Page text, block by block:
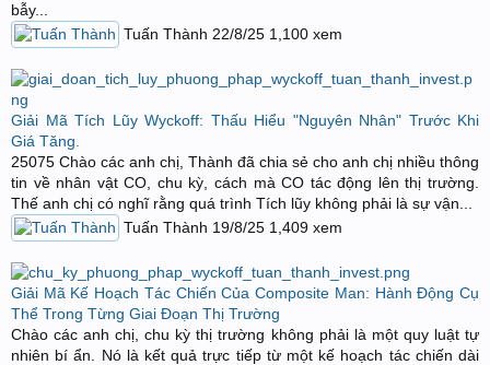
bẫy...
Tuấn Thành 22/8/25 1,100 xem
Giải Mã Tích Lũy Wyckoff: Thấu Hiểu "Nguyên Nhân" Trước Khi
Giá Tăng.
25075 Chào các anh chị, Thành đã chia sẻ cho anh chị nhiều thông
tin về nhân vật CO, chu kỳ, cách mà CO tác động lên thị trường.
Thế anh chị có nghĩ rằng quá trình Tích lũy không phải là sự vận...
Tuấn Thành 19/8/25 1,409 xem
Giải Mã Kế Hoạch Tác Chiến Của Composite Man: Hành Động Cụ
Thể Trong Từng Giai Đoạn Thị Trường
Chào các anh chị, chu kỳ thị trường không phải là một quy luật tự
nhiên bí ẩn. Nó là kết quả trực tiếp từ một kế hoạch tác chiến dài